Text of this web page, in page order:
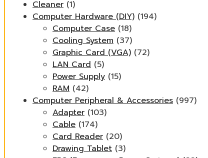
Cleaner (1)
Computer Hardware (DIY) (194)
Computer Case (18)
Cooling System (37)
Graphic Card (VGA) (72)
LAN Card (5)
Power Supply (15)
RAM (42)
Computer Peripheral & Accessories (997)
Adapter (103)
Cable (174)
Card Reader (20)
Drawing Tablet (3)